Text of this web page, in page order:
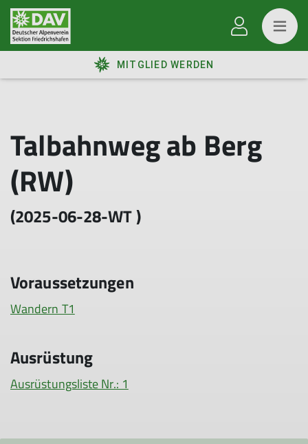
MITGLIED WERDEN
Talbahnweg ab Berg
(RW)
(2025-06-28-WT )
Voraussetzungen
Wandern T1
Ausrüstung
Ausrüstungsliste Nr.: 1